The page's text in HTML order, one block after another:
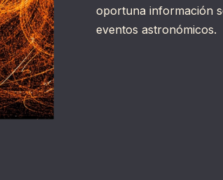
oportuna información
eventos astronómicos.